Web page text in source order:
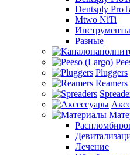
Dentsply
Mtwo NiTi
Разные
Pluggers
Reamers
Лечение